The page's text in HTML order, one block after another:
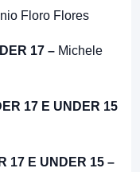
Floro Flores
17 – Michele
17 E UNDER 15
17 E UNDER 15 –